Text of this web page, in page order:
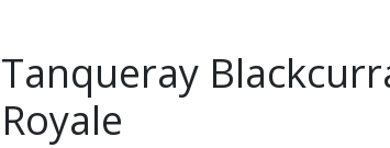
Tanqueray
Royale